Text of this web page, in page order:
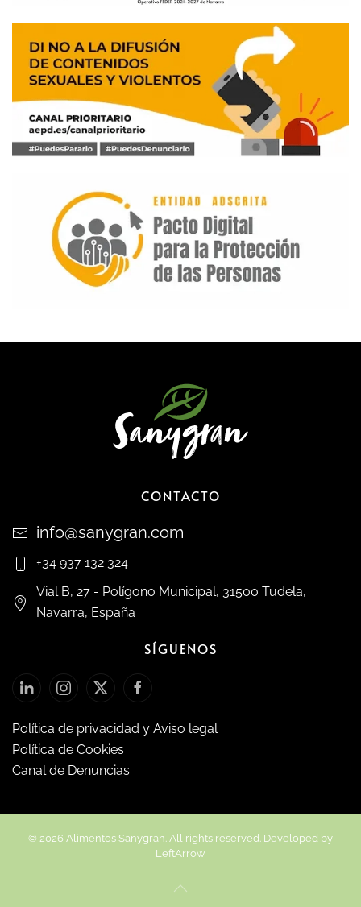
CONTACTO
info@sanygran.com
+34 937 132 324
Vial B, 27 - Polígono Municipal, 31500 Tudela,
Navarra, España
SÍGUENOS
Política de privacidad y Aviso legal
Política de Cookies
Canal de Denuncias
© 2026 Alimentos Sanygran. All rights reserved. Developed by
LeftArrow